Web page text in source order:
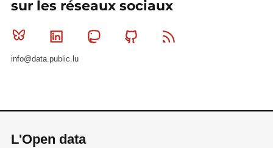
sur les réseaux sociaux
Bluesky Linkedin MastodonGithub
info@data.public.lu
L'Open data